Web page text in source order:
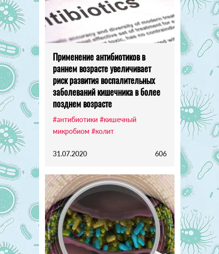
Применение антибиотиков в
раннем возрасте увеличивает
риск развития воспалительных
заболеваний кишечника в более
позднем возрасте
#антибиотики #кишечный
микробиом #колит
31.07.2020 606